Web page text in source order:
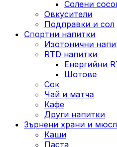
Солени
Овкусители
Подправки и сол
Спортни напитки
Изотонични
RTD напитки
Енергийни
Шотове
Сок
Чай и матча
Кафе
Други напитки
Зърнени храни и
Каши
Паста